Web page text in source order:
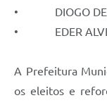
• DIOGO DE
• EDER
A Prefeitura
os eleitos e